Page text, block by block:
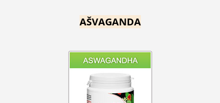
AŠVAGANDA